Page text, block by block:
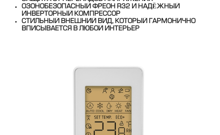
ОЗОНОБЕЗОПАСНЫЙ ФРЕОН R32 И НАДЁЖНЫЙ
ИНВЕРТОРНЫЙ КОМПРЕССОР
СТИЛЬНЫЙ ВНЕШНИЙ ВИД, КОТОРЫЙ ГАРМОНИЧНО
ВПИСЫВАЕТСЯ В ЛЮБОЙ ИНТЕРЬЕР